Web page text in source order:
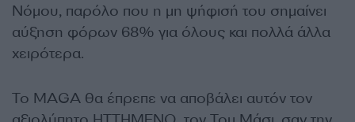
Νόμου, παρόλο που η μη ψήφισή του σημαίνει
αύξηση φόρων 68% για όλους και πολλά άλλα
χειρότερα.
Το MAGA θα έπρεπε να αποβάλει αυτόν τον